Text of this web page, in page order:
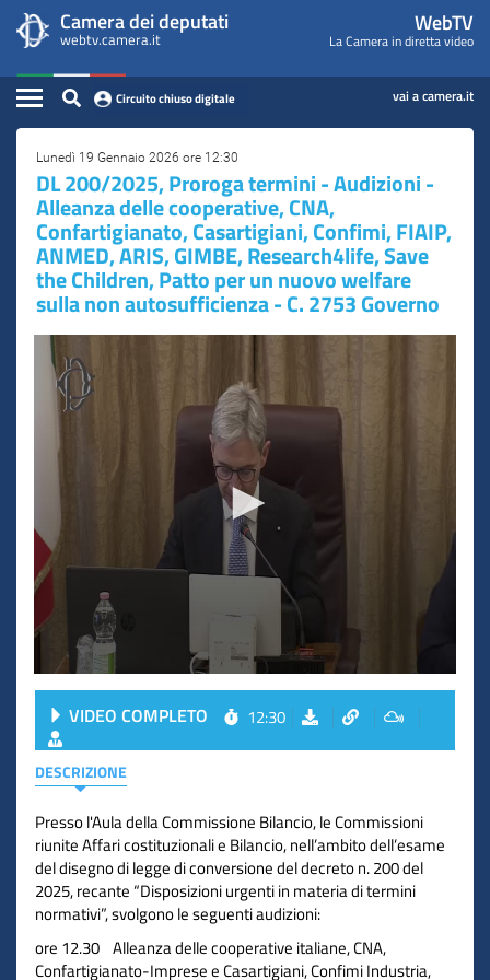
contenuto
principale
WebTV
Camera
dei
Deputati
menu
di
navigazione
Camera dei deputati
webtv.camera.it
WebTV
La Camera in diretta video
Home
Assemblea
Presidente
Commissioni
Eventi
Conferenze Stampa
Cerca
Circuito chiuso digitale
Circuito chiuso digitale vai a camera.it
Contenuto
Lunedì 19 Gennaio 2026 ore 12:30
DL 200/2025, Proroga termini - Audizioni -
Alleanza delle cooperative, CNA,
Confartigianato, Casartigiani, Confimi, FIAIP,
ANMED, ARIS, GIMBE, Research4life, Save
the Children, Patto per un nuovo welfare
sulla non autosufficienza - C. 2753 Governo
VIDEO COMPLETO 12:30
DESCRIZIONE
Presso l'Aula della Commissione Bilancio, le Commissioni
riunite Affari costituzionali e Bilancio, nell’ambito dell’esame
del disegno di legge di conversione del decreto n. 200 del
2025, recante “Disposizioni urgenti in materia di termini
normativi”, svolgono le seguenti audizioni:
ore 12.30 Alleanza delle cooperative italiane, CNA,
Confartigianato-Imprese e Casartigiani, Confimi Industria,